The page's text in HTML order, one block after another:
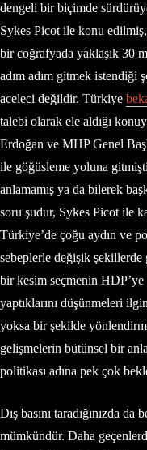
dengeli bir biçimde
Sykes Picot ile konu
bir coğrafyada yaklaşık 30
adım adım gitmek istendiği
aceleci değildir. Türkiye
talebi olarak ele aldığı
Erdoğan ve MHP Genel
ile göğüsleme yoluna
anlamamış ya da bilerek
soru şudur, Sykes Picot ile
Türkiye’de çoğu aydın ve
sebeplerle değişik
bir kesim seçmenin
yaptıklarını düşünmeleri
yoksa bir şekilde
gelişmelerin bütünsel bir
politikası adına pek çok
Dış basını taradığınızda
mümkündür. Daha